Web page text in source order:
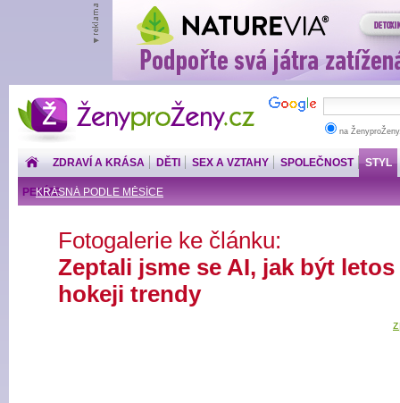
ŽenyproŽeny.cz
na
ZDRAVÍ A KRÁSA DĚTI SEX A VZTAHY SPOLEČNOST STYL
KRÁSNÁ PODLE MĚSÍCE
PENÍZE
Fotogalerie ke článku:
Zeptali jsme se AI, jak být letos
hokeji trendy